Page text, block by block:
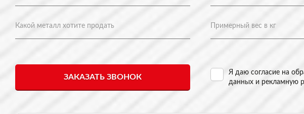
Я даю согласие на
данных и рекламную